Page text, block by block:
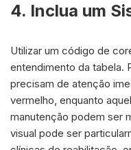
4. Inclua um
Utilizar um código de
entendimento da tabela.
precisam de atenção
vermelho, enquanto
manutenção podem ser
visual pode ser